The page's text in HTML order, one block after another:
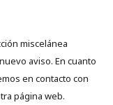
miscelánea
aviso. En cuanto
en contacto con
página web.